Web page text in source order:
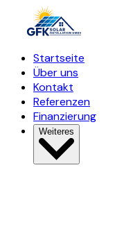
Startseite
Über uns
Kontakt
Referenzen
Finanzierung
Weiteres